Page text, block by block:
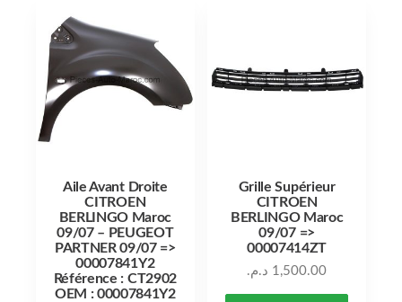
Aile Avant Droite
CITROEN
BERLINGO Maroc
09/07 – PEUGEOT
PARTNER 09/07 =>
00007841Y2
Référence : CT2902
OEM : 00007841Y2
Grille Supérieur
CITROEN
BERLINGO Maroc
09/07 =>
00007414ZT
1,500.00 د.م.